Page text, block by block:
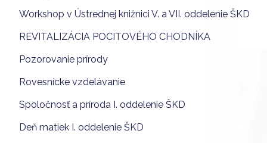
Workshop v Ústrednej knižnici V. a VII. oddelenie ŠKD
REVITALIZÁCIA POCITOVÉHO CHODNÍKA
Pozorovanie prírody
Rovesnícke vzdelávanie
Spoločnosť a príroda I. oddelenie ŠKD
Deň matiek I. oddelenie ŠKD